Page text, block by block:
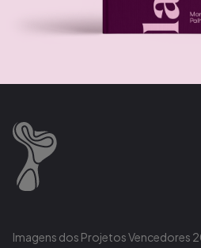
Imagens dos Projetos Vencedores